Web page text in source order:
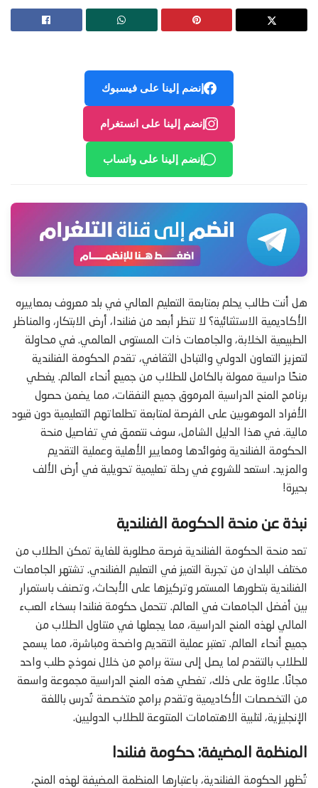
إنضم إلينا على فيسبوك
إنضم إلينا على انستغرام
إنضم إلينا على واتساب
هل أنت طالب يحلم بمتابعة التعليم العالي في بلد معروف بمعاييره
الأكاديمية الاستثنائية؟ لا تنظر أبعد من فنلندا، أرض الابتكار، والمناظر
الطبيعية الخلابة، والجامعات ذات المستوى العالمي. في محاولة
لتعزيز التعاون الدولي والتبادل الثقافي، تقدم الحكومة الفنلندية
منحًا دراسية ممولة بالكامل للطلاب من جميع أنحاء العالم. يغطي
برنامج المنح الدراسية المرموق جميع النفقات، مما يضمن حصول
الأفراد الموهوبين على الفرصة لمتابعة تطلعاتهم التعليمية دون قيود
مالية. في هذا الدليل الشامل، سوف نتعمق في تفاصيل منحة
الحكومة الفنلندية وفوائدها ومعايير الأهلية وعملية التقديم
والمزيد. استعد للشروع في رحلة تعليمية تحويلية في أرض الألف
بحيرة!
نبذة عن منحة الحكومة الفنلندية
تعد منحة الحكومة الفنلندية فرصة مطلوبة للغاية تمكن الطلاب من
مختلف البلدان من تجربة التميز في التعليم الفنلندي. تشتهر الجامعات
الفنلندية بتطورها المستمر وتركيزها على الأبحاث، وتصنف باستمرار
بين أفضل الجامعات في العالم. تتحمل حكومة فنلندا بسخاء العبء
المالي لهذه المنح الدراسية، مما يجعلها في متناول الطلاب من
جميع أنحاء العالم. تعتبر عملية التقديم واضحة ومباشرة، مما يسمح
للطلاب بالتقدم لما يصل إلى ستة برامج من خلال نموذج طلب واحد
مجانًا. علاوة على ذلك، تغطي هذه المنح الدراسية مجموعة واسعة
من التخصصات الأكاديمية وتقدم برامج متخصصة تُدرس باللغة
الإنجليزية، لتلبية الاهتمامات المتنوعة للطلاب الدوليين.
المنظمة المضيفة: حكومة فنلندا
تُظهر الحكومة الفنلندية، باعتبارها المنظمة المضيفة لهذه المنح،